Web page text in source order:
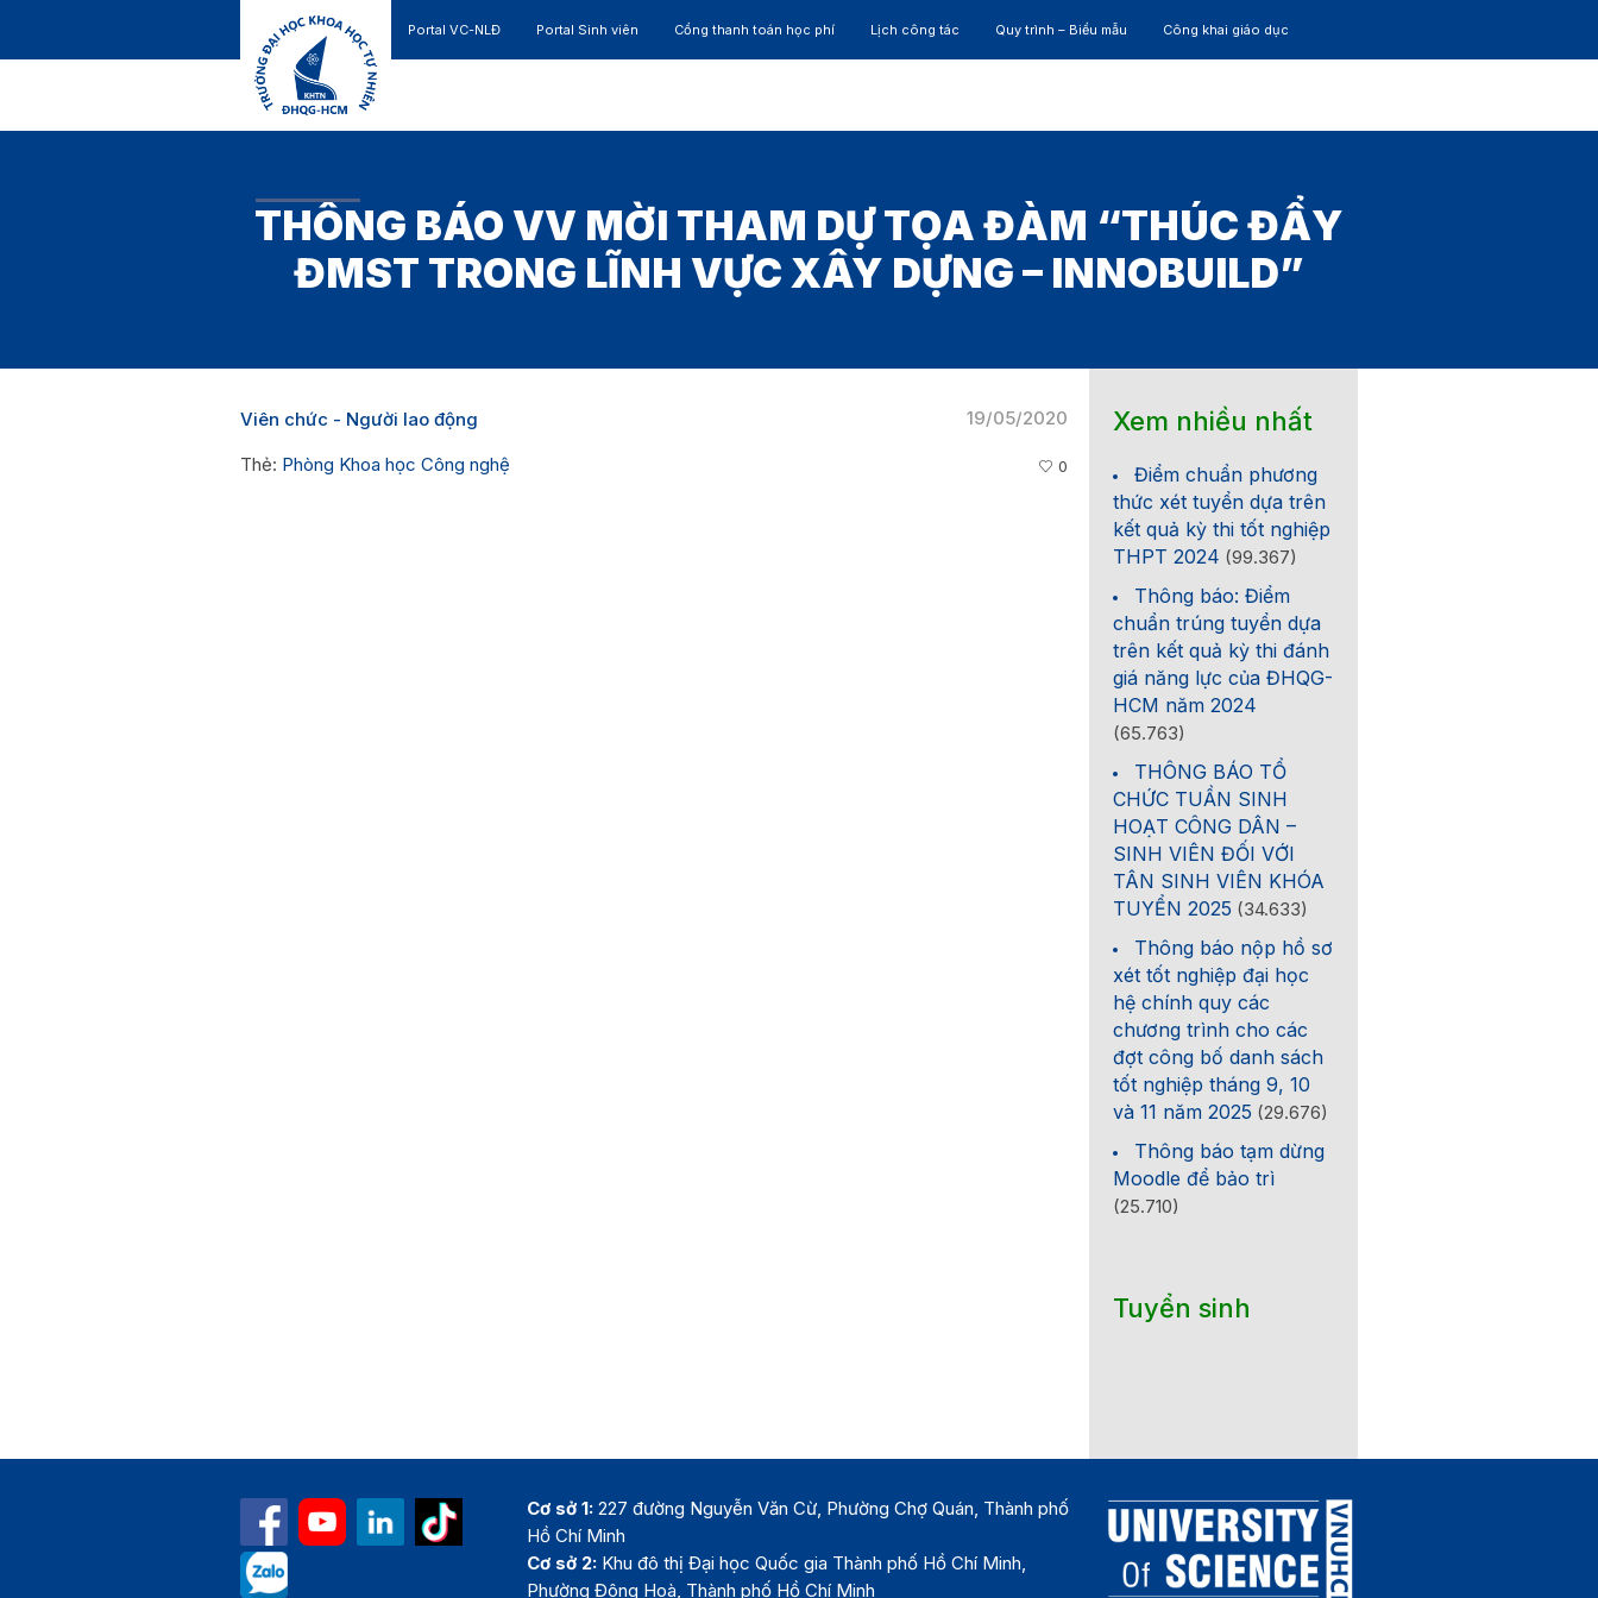
Portal VC-NLĐ Portal Sinh viên Cổng thanh toán học phí Lịch công tác Quy trình – Biểu mẫu Công khai giáo dục
THÔNG BÁO VV MỜI THAM DỰ TỌA ĐÀM “THÚC ĐẨY
ĐMST TRONG LĨNH VỰC XÂY DỰNG – INNOBUILD”
19/05/2020
Viên chức - Người lao động
Thẻ: Phòng Khoa học Công nghệ 0
Xem nhiều nhất
Điểm chuẩn phương
thức xét tuyển dựa trên
kết quả kỳ thi tốt nghiệp
THPT 2024 (99.367)
Thông báo: Điểm
chuẩn trúng tuyển dựa
trên kết quả kỳ thi đánh
giá năng lực của ĐHQG-
HCM năm 2024
(65.763)
THÔNG BÁO TỔ
CHỨC TUẦN SINH
HOẠT CÔNG DÂN –
SINH VIÊN ĐỐI VỚI
TÂN SINH VIÊN KHÓA
TUYỂN 2025 (34.633)
Thông báo nộp hồ sơ
xét tốt nghiệp đại học
hệ chính quy các
chương trình cho các
đợt công bố danh sách
tốt nghiệp tháng 9, 10
và 11 năm 2025 (29.676)
Thông báo tạm dừng
Moodle để bảo trì
(25.710)
Tuyển sinh
Cơ sở 1: 227 đường Nguyễn Văn Cừ, Phường Chợ Quán, Thành phố
Hồ Chí Minh
Cơ sở 2: Khu đô thị Đại học Quốc gia Thành phố Hồ Chí Minh,
Phường Đông Hoà, Thành phố Hồ Chí Minh